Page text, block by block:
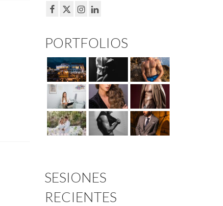
PORTFOLIOS
SESIONES
RECIENTES